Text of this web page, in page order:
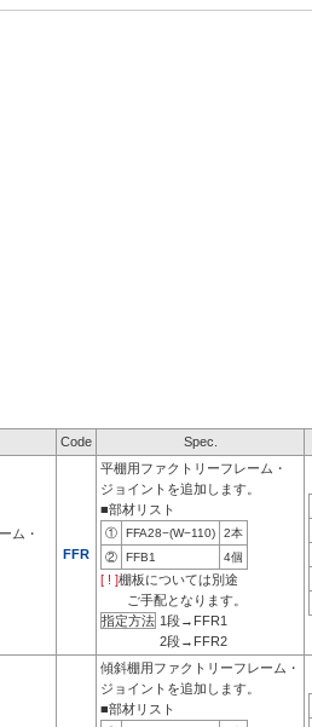
Code Spec.
ム・
FFR
平棚用ファクトリーフレーム・
ジョイントを追加します。
■部材リスト
① FFA28−(W−110)
2本
②
FFB1 4個
[ ! ]棚板については別途
ご手配となります。
指定方法 1段→FFR1
2段→FFR2
傾斜棚用ファクトリーフレーム・
ジョイントを追加します。
■部材リスト